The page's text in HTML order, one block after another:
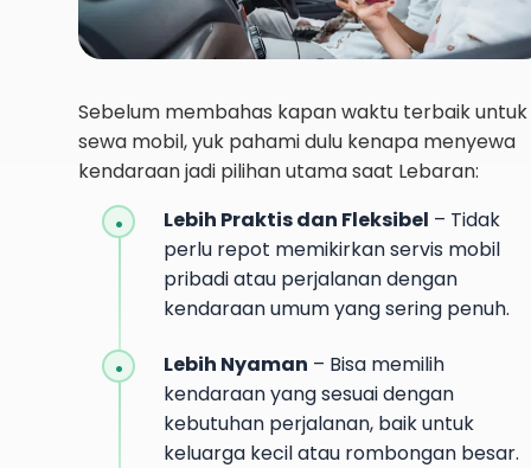
Sebelum membahas kapan waktu terbaik untuk
sewa mobil, yuk pahami dulu kenapa menyewa
kendaraan jadi pilihan utama saat Lebaran:
Lebih Praktis dan Fleksibel – Tidak
perlu repot memikirkan servis mobil
pribadi atau perjalanan dengan
kendaraan umum yang sering penuh.
Lebih Nyaman – Bisa memilih
kendaraan yang sesuai dengan
kebutuhan perjalanan, baik untuk
keluarga kecil atau rombongan besar.